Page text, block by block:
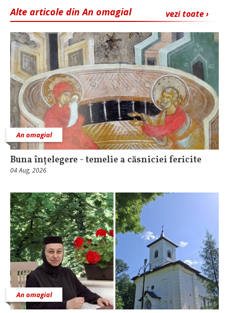
vezi toate ›
Alte articole din An omagial
An omagial
Buna înțelegere - temelie a căsniciei fericite
04 Aug, 2026
An omagial